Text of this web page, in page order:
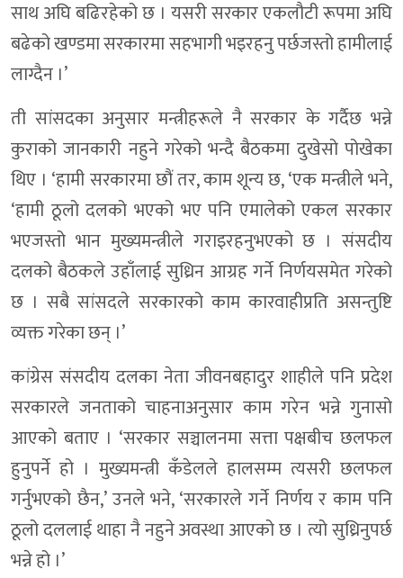
साथ अघि बढिरहेको छ । यसरी सरकार एकलौटी रूपमा अघि
बढेको खण्डमा सरकारमा सहभागी भइरहनु पर्छजस्तो हामीलाई
लाग्दैन ।’
ती सांसदका अनुसार मन्त्रीहरूले नै सरकार के गर्दैछ भन्ने
कुराको जानकारी नहुने गरेको भन्दै बैठकमा दुखेसो पोखेका
थिए । ‘हामी सरकारमा छौं तर, काम शून्य छ, ‘एक मन्त्रीले भने,
‘हामी ठूलो दलको भएको भए पनि एमालेको एकल सरकार
भएजस्तो भान मुख्यमन्त्रीले गराइरहनुभएको छ । संसदीय
दलको बैठकले उहाँलाई सुध्रिन आग्रह गर्ने निर्णयसमेत गरेको
छ । सबै सांसदले सरकारको काम कारवाहीप्रति असन्तुष्टि
व्यक्त गरेका छन् ।’
कांग्रेस संसदीय दलका नेता जीवनबहादुर शाहीले पनि प्रदेश
सरकारले जनताको चाहनाअनुसार काम गरेन भन्ने गुनासो
आएको बताए । ‘सरकार सञ्चालनमा सत्ता पक्षबीच छलफल
हुनुपर्ने हो । मुख्यमन्त्री कँडेलले हालसम्म त्यसरी छलफल
गर्नुभएको छैन,’ उनले भने, ‘सरकारले गर्ने निर्णय र काम पनि
ठूलो दललाई थाहा नै नहुने अवस्था आएको छ । त्यो सुध्रिनुपर्छ
भन्ने हो ।’